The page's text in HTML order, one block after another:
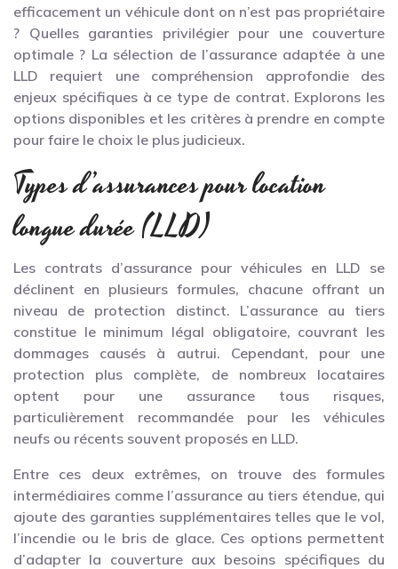
efficacement un véhicule dont on n’est pas propriétaire
? Quelles garanties privilégier pour une couverture
optimale ? La sélection de l’assurance adaptée à une
LLD requiert une compréhension approfondie des
enjeux spécifiques à ce type de contrat. Explorons les
options disponibles et les critères à prendre en compte
pour faire le choix le plus judicieux.
Types d’assurances pour location
longue durée (LLD)
Les contrats d’assurance pour véhicules en LLD se
déclinent en plusieurs formules, chacune offrant un
niveau de protection distinct. L’assurance au tiers
constitue le minimum légal obligatoire, couvrant les
dommages causés à autrui. Cependant, pour une
protection plus complète, de nombreux locataires
optent pour une assurance tous risques,
particulièrement recommandée pour les véhicules
neufs ou récents souvent proposés en LLD.
Entre ces deux extrêmes, on trouve des formules
intermédiaires comme l’assurance au tiers étendue, qui
ajoute des garanties supplémentaires telles que le vol,
l’incendie ou le bris de glace. Ces options permettent
d’adapter la couverture aux besoins spécifiques du